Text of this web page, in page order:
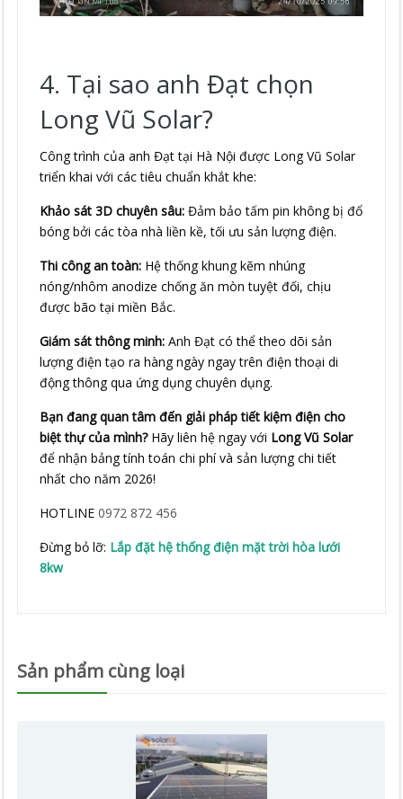
4. Tại sao anh Đạt chọn
Long Vũ Solar?
Công trình của anh Đạt tại Hà Nội được Long Vũ Solar
triển khai với các tiêu chuẩn khắt khe:
Khảo sát 3D chuyên sâu: Đảm bảo tấm pin không bị đổ
bóng bởi các tòa nhà liền kề, tối ưu sản lượng điện.
Thi công an toàn: Hệ thống khung kẽm nhúng
nóng/nhôm anodize chống ăn mòn tuyệt đối, chịu
được bão tại miền Bắc.
Giám sát thông minh: Anh Đạt có thể theo dõi sản
lượng điện tạo ra hàng ngày ngay trên điện thoại di
động thông qua ứng dụng chuyên dụng.
Bạn đang quan tâm đến giải pháp tiết kiệm điện cho
biệt thự của mình?Hãy liên hệ ngay với Long Vũ Solar
để nhận bảng tính toán chi phí và sản lượng chi tiết
nhất cho năm 2026!
HOTLINE0972 872 456
Đừng bỏ lỡ: Lắp đặt hệ thống điện mặt trời hòa lưới
8kw
Sản phẩm cùng loại